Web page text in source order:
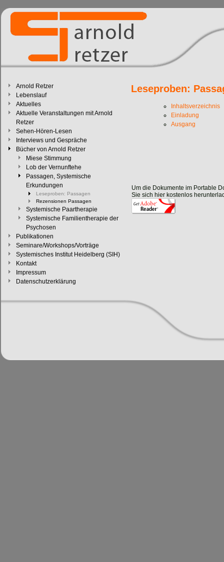
Arnold Retzer
Lebenslauf
Aktuelles
Aktuelle Veranstaltungen mit Arnold
Retzer
Sehen-Hören-Lesen
Interviews und Gespräche
Bücher von Arnold Retzer
Miese Stimmung
Lob der Vernunftehe
Passagen, Systemische
Erkundungen
Leseproben: Passagen
Rezensionen Passagen
Systemische Paartherapie
Systemische Familientherapie der
Psychosen
Publikationen
Seminare/Workshops/Vorträge
Systemisches Institut Heidelberg (SIH)
Kontakt
Impressum
Datenschutzerklärung
Leseproben:
Inhaltsverzeichnis
Einladung
Ausgang
Um die Dokumente im Portable
Sie sich hier kostenlos